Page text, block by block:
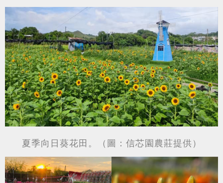
夏季向日葵花田。（圖：信芯園農莊提供）